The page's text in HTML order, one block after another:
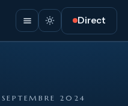
Direct
2024